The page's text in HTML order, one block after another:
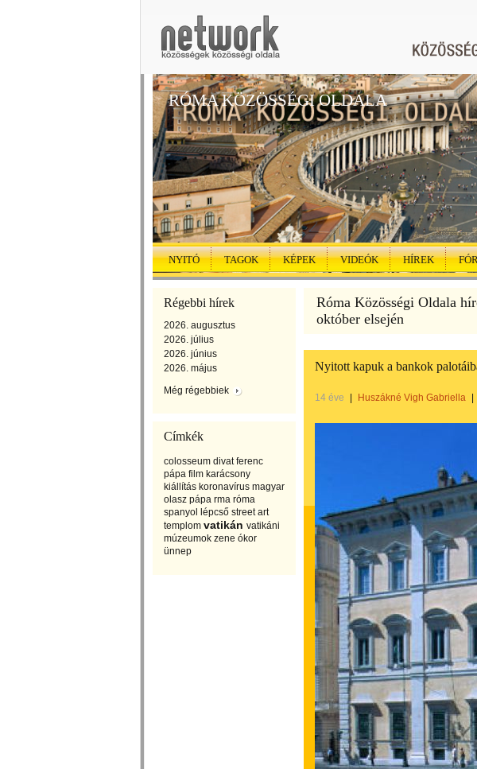
RÓMA KÖZÖSSÉGI OLDALA
NYITÓ TAGOK KÉPEK VIDEÓK HÍREK
Régebbi hírek
2026. augusztus
2026. július
2026. június
2026. május
Még régebbiek
Címkék
colosseum divat ferenc
pápa film karácsony
kiállítás koronavírus magyar
olasz pápa rma róma
spanyol lépcső street art
templom vatikán vatikáni
múzeumok zene ókor
ünnep
Róma Közösségi Oldala
október elsején
Nyitott kapuk a bankok
14 éve Huszákné Vigh Gabriella